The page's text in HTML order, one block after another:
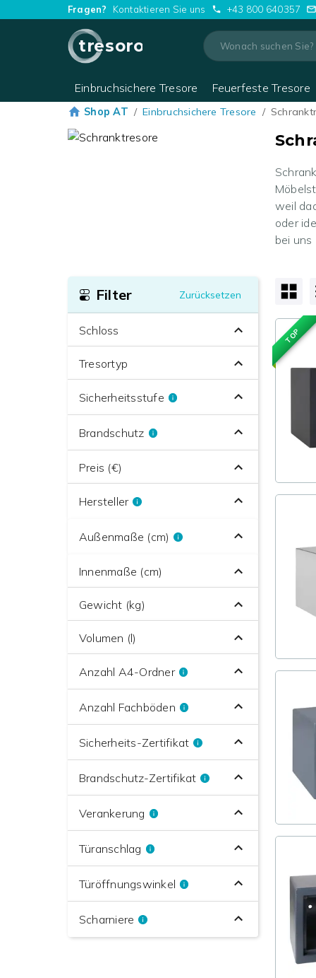
Fragen? Kontaktieren Sie uns +43 800 640357
tresoro
Einbruchsichere Tresore Feuerfeste Tresore
Shop AT / Einbruchsichere Tresore /
weil
oder
bei
Filter Zurücksetzen
Schloss
Tresortyp
Sicherheitsstufe
Brandschutz
Preis (€)
Hersteller
Außenmaße (cm)
Innenmaße (cm)
Gewicht (kg)
Volumen (l)
Anzahl A4-Ordner
Anzahl Fachböden
Sicherheits-Zertifikat
Brandschutz-Zertifikat
Verankerung
Türanschlag
Türöffnungswinkel
Scharniere
TOP